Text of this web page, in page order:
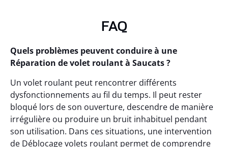
FAQ
Quels problèmes peuvent conduire à une
Réparation de volet roulant à Saucats ?
Un volet roulant peut rencontrer différents
dysfonctionnements au fil du temps. Il peut rester
bloqué lors de son ouverture, descendre de manière
irrégulière ou produire un bruit inhabituel pendant
son utilisation. Dans ces situations, une intervention
de Déblocage volets roulant permet de comprendre